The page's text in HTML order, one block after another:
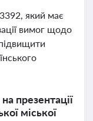
який має
вимог щодо
презентації
міської